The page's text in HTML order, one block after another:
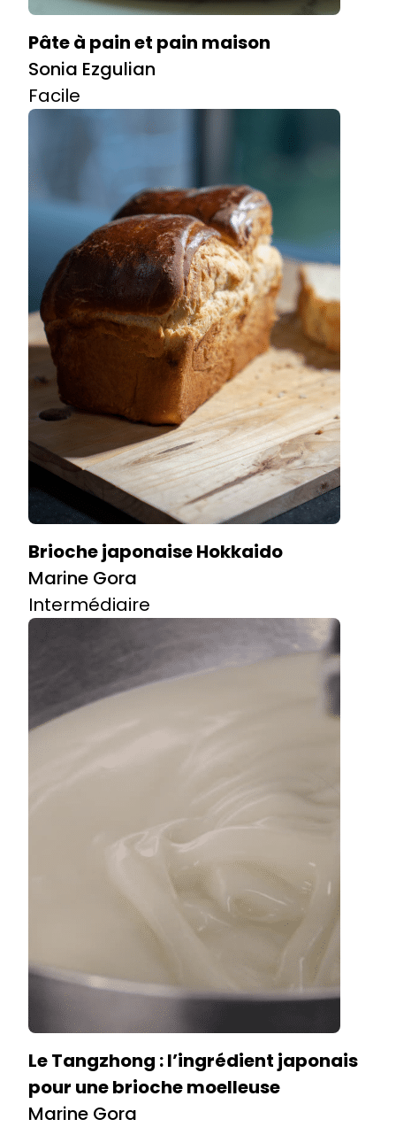
Pâte à pain et pain maison
Sonia Ezgulian
Facile
Brioche japonaise Hokkaido
Marine Gora
Intermédiaire
Le Tangzhong : l’ingrédient japonais
pour une brioche moelleuse
Marine Gora